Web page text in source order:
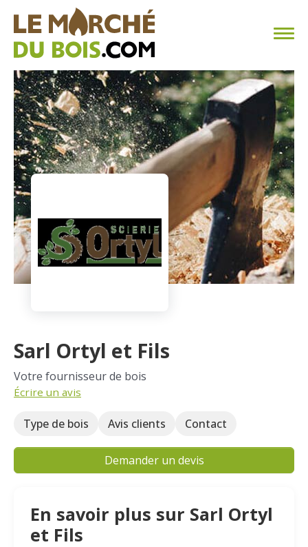
CHAUFFAGE AU BOIS
FAQ
CALCULER SA CONSOMMATION
TROUVER SON FOURNISSEUR
BLOG
ESPACE PRO
Sarl Ortyl et Fils
Votre fournisseur de bois
Écrire un avis
Type de bois Avis clients Contact
Demander un devis
En savoir plus sur Sarl Ortyl
et Fils